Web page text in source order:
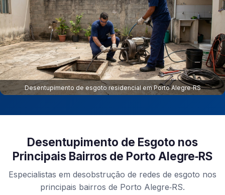
Desentupimento de esgoto residencial em Porto Alegre‑RS
Desentupimento de Esgoto nos
Principais Bairros de Porto Alegre‑RS
Especialistas em desobstrução de redes de esgoto nos
principais bairros de Porto Alegre‑RS.